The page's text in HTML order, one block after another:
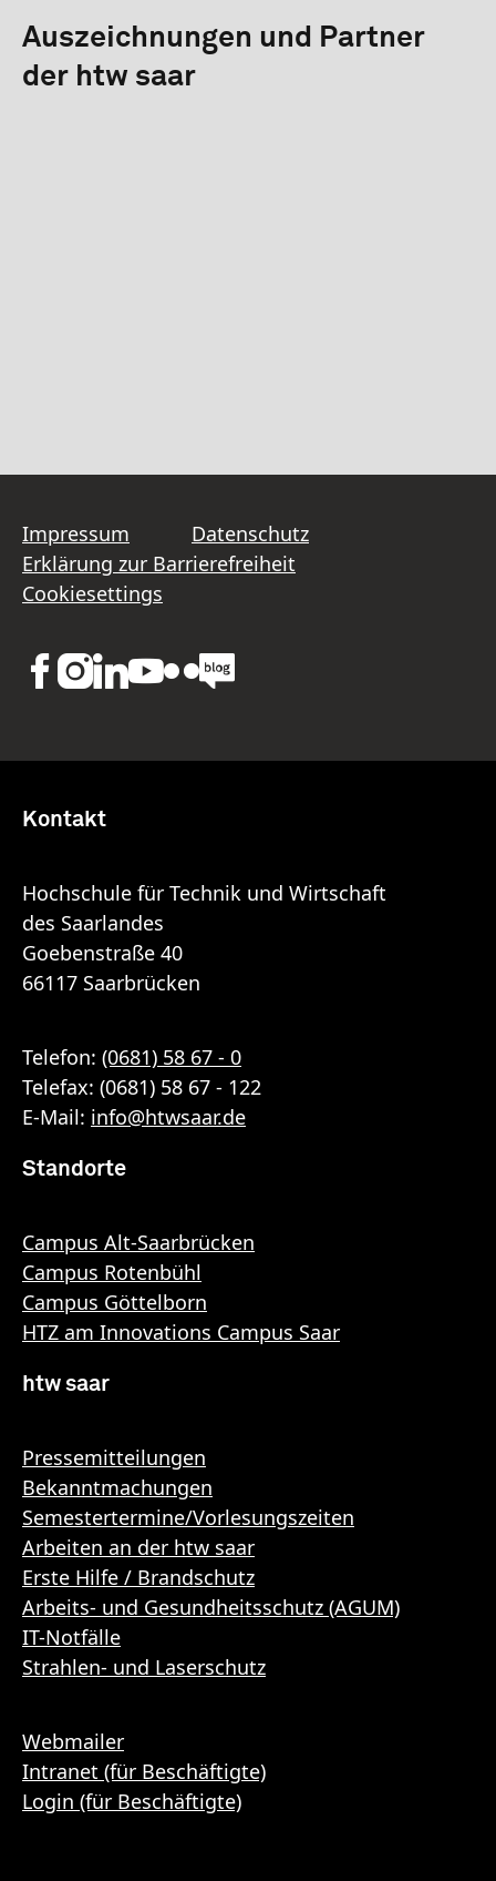
Auszeichnungen und Partner
der htw saar
Impressum
Datenschutz
Erklärung zur Barrierefreiheit
Cookiesettings
Kontakt
Hochschule für Technik und Wirtschaft
des Saarlandes
Goebenstraße 40
66117 Saarbrücken
Telefon: (0681) 58 67 - 0
Telefax: (0681) 58 67 - 122
E-Mail: info@htwsaar.de
Standorte
Campus Alt-Saarbrücken
Campus Rotenbühl
Campus Göttelborn
HTZ am Innovations Campus Saar
htw saar
Pressemitteilungen
Bekanntmachungen
Semestertermine/Vorlesungszeiten
Arbeiten an der htw saar
Erste Hilfe / Brandschutz
Arbeits- und Gesundheitsschutz (AGUM)
IT-Notfälle
Strahlen- und Laserschutz
Webmailer
Intranet (für Beschäftigte)
Login (für Beschäftigte)